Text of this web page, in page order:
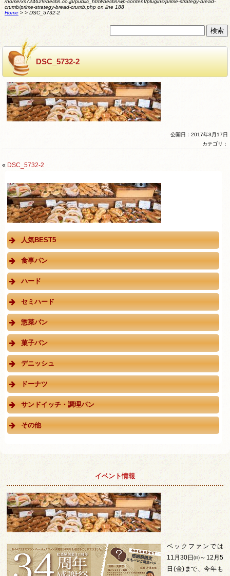
/home/xs724629/becfin.co.jp/public_html/becfin/wp-content/plugins/prime-strategy-bread-
crumb/prime-strategy-bread-crumb.phpon line 188
Home> > DSC_5732-2
DSC_5732-2
公開日：2017年3月17日
カテゴリ：
« DSC_5732-2
人気BEST5
食事パン
ハード
セミハード
惣菜パン
菓子パン
デニッシュ
ドーナツ
サンドイッチ・調理パン
その他
イベント情報
ベックファンでは
11月30日㈰～12月5
日(金)まで、今年も